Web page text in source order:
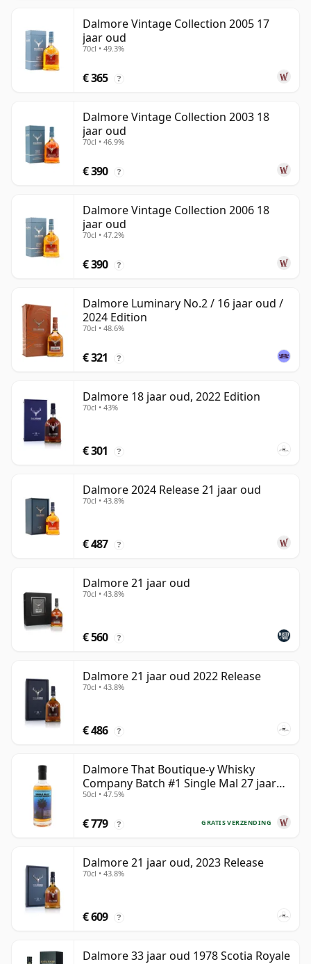
Dalmore Vintage Collection 2005 17
jaar oud
70cl • 49.3%
€ 365 ?
Dalmore Vintage Collection 2003 18
jaar oud
70cl • 46.9%
€ 390 ?
Dalmore Vintage Collection 2006 18
jaar oud
70cl • 47.2%
€ 390 ?
Dalmore Luminary No.2 / 16 jaar oud /
2024 Edition
70cl • 48.6%
€ 321 ?
Dalmore 18 jaar oud, 2022 Edition
70cl • 43%
€ 301 ?
Dalmore 2024 Release 21 jaar oud
70cl • 43.8%
€ 487 ?
Dalmore 21 jaar oud
70cl • 43.8%
€ 560 ?
Dalmore 21 jaar oud 2022 Release
70cl • 43.8%
€ 486 ?
Dalmore That Boutique-y Whisky
Company Batch #1 Single Mal 27 jaar
oud
50cl • 47.5%
GRATIS VERZENDING
€ 779 ?
Dalmore 21 jaar oud, 2023 Release
70cl • 43.8%
€ 609 ?
Dalmore 33 jaar oud 1978 Scotia Royale